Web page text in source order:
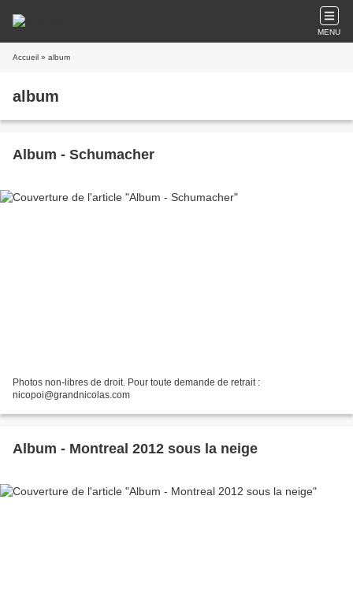
MENU
Accueil » album
album
Album - Schumacher
Photos non-libres de droit. Pour toute demande de retrait :
nicopoi@grandnicolas.com
Album - Montreal 2012 sous la neige